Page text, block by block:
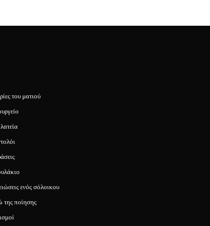
του ματιού
ενός σόλοικου
της ποίησης